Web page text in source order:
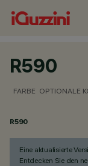
R590
FARBE OPTIONALE
R590
Eine aktualisierte
Entdecken Sie den